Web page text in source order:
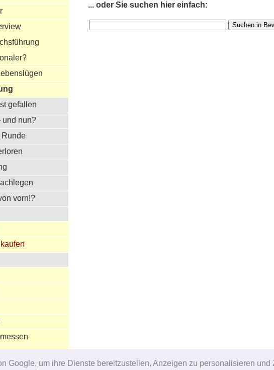
Google, um ihre Dienste bereitzustellen, Anzeigen zu personalisieren
gefallen
und nun?
Runde
vorn!?
... oder Sie suchen hier einfach: